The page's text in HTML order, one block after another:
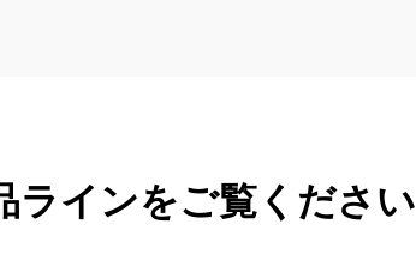
ラインをご覧ください